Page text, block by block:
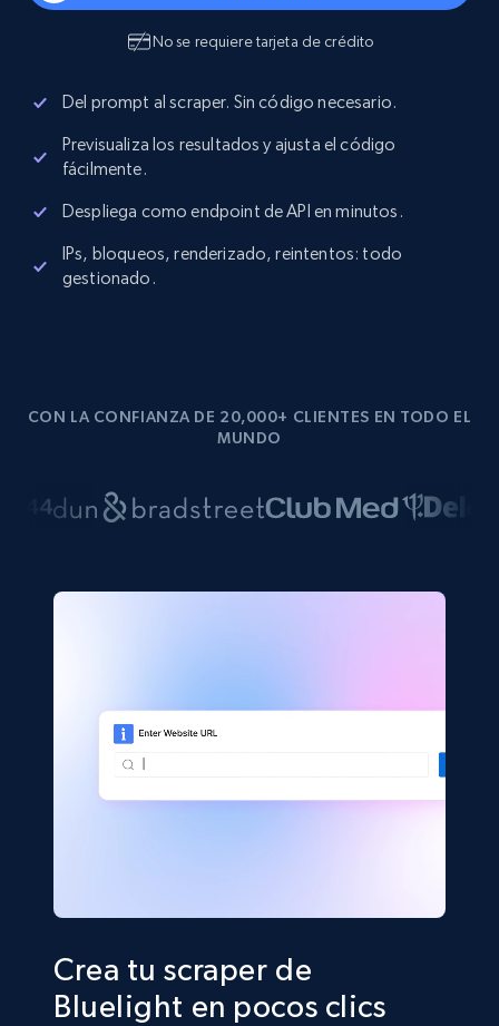
No se requiere tarjeta de crédito
Del prompt al scraper. Sin código necesario.
Previsualiza los resultados y ajusta el código
fácilmente.
Despliega como endpoint de API en minutos.
IPs, bloqueos, renderizado, reintentos: todo
gestionado.
CON LA CONFIANZA DE 20,000+ CLIENTES EN TODO EL
MUNDO
Crea tu scraper de
Bluelight en pocos clics